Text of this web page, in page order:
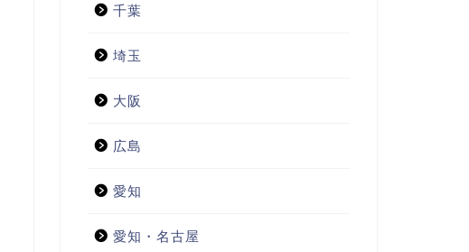
千葉
埼玉
大阪
広島
愛知
愛知・名古屋